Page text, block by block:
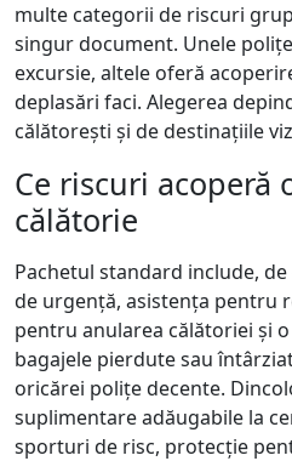
multe categorii de riscuri
singur document. Unele
excursie, altele oferă
deplasări faci. Alegerea
călătorești și de destinațiile
Ce riscuri acoperă
călătorie
Pachetul standard include,
de urgență, asistența pentru
pentru anularea călătoriei și
bagajele pierdute sau
oricărei polițe decente.
suplimentare adăugabile la
sporturi de risc, protecție